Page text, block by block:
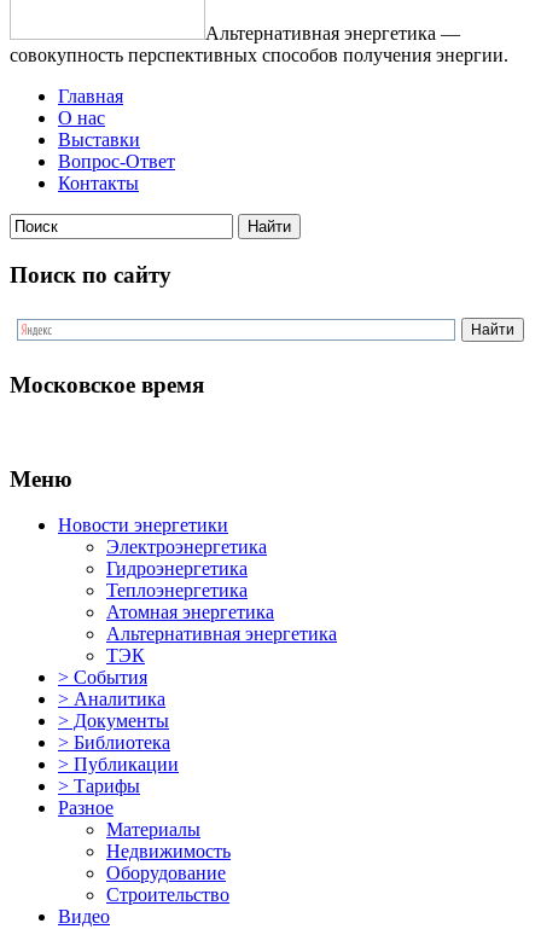
Альтернативная энергетика —
совокупность перспективных способов получения энергии.
Главная
О нас
Выставки
Вопрос-Ответ
Контакты
Поиск по сайту
Московское время
Меню
Новости энергетики
Электроэнергетика
Гидроэнергетика
Теплоэнергетика
Атомная энергетика
Альтернативная энергетика
ТЭК
> События
> Аналитика
> Документы
> Библиотека
> Публикации
> Тарифы
Разное
Материалы
Недвижимость
Оборудование
Строительство
Видео